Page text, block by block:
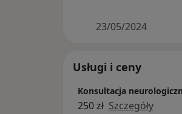
23/05/2024
Usługi i ceny
Konsultacja
250 zł Szczegóły